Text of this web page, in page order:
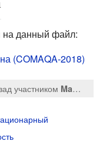
на данный файл:
(COMAQA-2018)
участником MaksTsepkov